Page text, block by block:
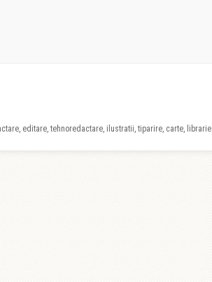
editare, tehnoredactare, ilustratii, tiparire, carte, librarie